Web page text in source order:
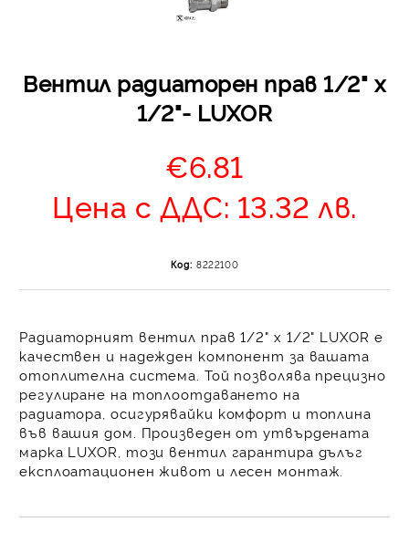
Вентил радиаторен прав 1/2" x
1/2"- LUXOR
€6.81
Цена с ДДС: 13.32 лв.
Код: 8222100
Радиаторният вентил прав 1/2" x 1/2" LUXOR е
качествен и надежден компонент за вашата
отоплителна система. Той позволява прецизно
регулиране на топлоотдаването на
радиатора , осигурявайки комфорт и топлина
във вашия дом. Произведен отутвърдената
марка LUXOR , този вентил гарантира дълъг
експлоатационен живот и лесен монтаж
изпращане на
се разделя на 3 равни
без оскъпяване. За
стойност до 1000 лв.
Плащане на 6
на поръчката се
равни месечни вноски
За покупки на